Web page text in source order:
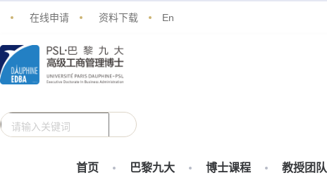
在线申请 资料下载 En
首页 巴黎九大 博士课程 教授团队